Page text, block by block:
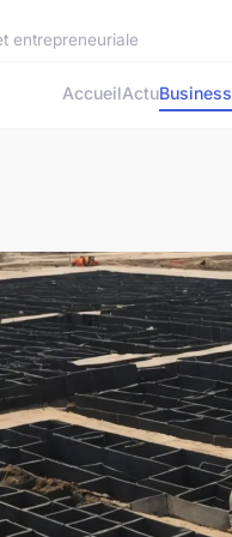
entrepreneuriale
AccueilActuBusiness